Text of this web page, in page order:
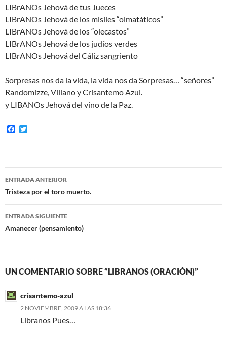
LIBrANOs Jehová de tus Jueces
LIBrANOs Jehová de los misiles “olmatáticos”
LIBrANOs Jehová de los “olecastos”
LIBrANOs Jehová de los judíos verdes
LIBrANOs Jehová del Cáliz sangriento
Sorpresas nos da la vida, la vida nos da Sorpresas… “señores”
Randomizze, Villano y Crisantemo Azul.
y LIBANOs Jehová del vino de la Paz.
F
o
o
e
r
Navegación
de
entradas
ENTRADA ANTERIOR
Tristeza por el toro muerto.
ENTRADA SIGUIENTE
Amanecer (pensamiento)
UN COMENTARIO SOBRE “LIBRANOS (ORACIÓN)”
crisantemo-azul
2 NOVIEMBRE, 2009 A LAS 18:36
Líbranos Pues…